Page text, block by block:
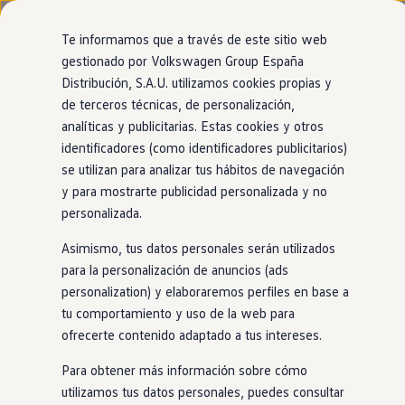
Ir
directamente
al contenido
Ir
directamente
al pie de
página
Nuevo ID. Cross
Vehículos Comerciales
Compra y ofertas
Volkswagen nuevo en stock
Volkswagen de ocasión
Financiación
My Renting
My Way
Seguros
Empresas
Autoescuelas
Eléctricos e híbridos
Más sobre híbridos
Plan Auto +
Etiquetas DGT
Simulador de autonomía, carga y ahorro
Carga y autonomía
Soluciones de carga
Tarifas de carga
Carga en casa
Modos de carga
Página de inicio Volkswagen España EU Data Act
EU Data Act
La EU Data Act (Reglamento (UE) 2023/2854) es un marco
legislativo clave que regula el acceso y el uso de los datos
transparentes enel intercambio de datos y permitir tanto a los
particulares como a las empresas acceder a los datos generados
Te informamos que a través de este sitio web
gestionado por Volkswagen Group España
Distribución, S.A.U. utilizamos cookies propias y
de terceros técnicas, de personalización,
analíticas y publicitarias. Estas cookies y otros
identificadores (como identificadores publicitarios)
se utilizan para analizar tus hábitos de navegación
y para mostrarte publicidad personalizada y no
personalizada.
Asimismo, tus datos personales serán utilizados
para la personalización de anuncios (ads
personalization) y elaboraremos perfiles en base a
tu comportamiento y uso de la web para
ofrecerte contenido adaptado a tus intereses.
Para obtener más información sobre cómo
utilizamos tus datos personales, puedes consultar